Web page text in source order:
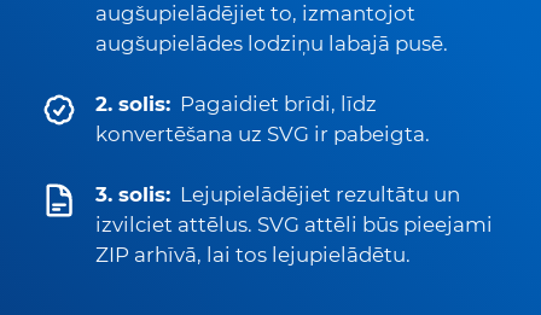
augšupielādējiet to, izmantojot
augšupielādes lodziņu labajā pusē.
2. solis: Pagaidiet brīdi, līdz
konvertēšana uz SVG ir pabeigta.
3. solis: Lejupielādējiet rezultātu un
izvilciet attēlus. SVG attēli būs pieejami
ZIP arhīvā, lai tos lejupielādētu.